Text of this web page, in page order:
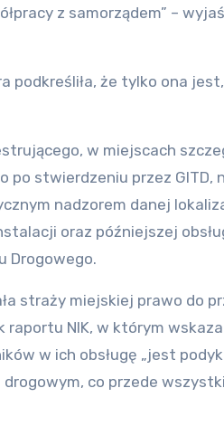
z samorządem” –
podkreśliła, że tylko ona
w miejscach
po stwierdzeniu przez GITD,
nadzorem danej
oraz późniejszej
Drogowego.
straży miejskiej prawo do
NIK, w którym
w ich obsługę „jest
co przede